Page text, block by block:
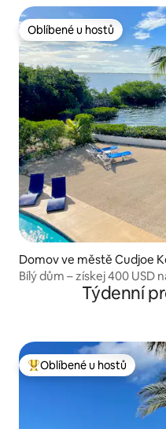
Oblíbené u hostů
Oblíbené u hostů
Domov ve městě Cudjoe
Bílý dům – získej 400 USD
Týdenní
Nejlepší v kategorii
Oblíbené u hostů